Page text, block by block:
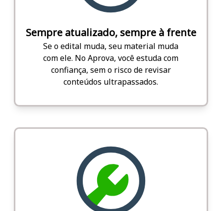
Sempre atualizado, sempre à frente
Se o edital muda, seu material muda
com ele. No Aprova, você estuda com
confiança, sem o risco de revisar
conteúdos ultrapassados.